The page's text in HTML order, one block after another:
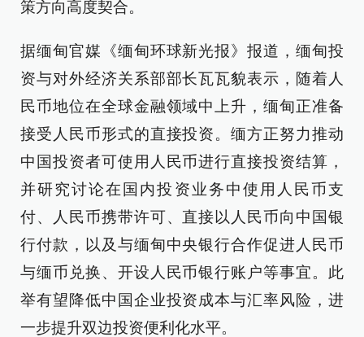
策方向高度契合。
据缅甸官媒《缅甸环球新光报》报道，缅甸投
资与对外经济关系部部长瓦瓦貌表示，随着人
民币地位在全球金融领域中上升，缅甸正准备
接受人民币形式的直接投资。缅方正努力推动
中国投资者可使用人民币进行直接投资结算，
并研究讨论在国内投资业务中使用人民币支
付、人民币携带许可、直接以人民币向中国银
行付款，以及与缅甸中央银行合作促进人民币
与缅币兑换、开设人民币银行账户等事宜。此
举有望降低中国企业投资成本与汇率风险，进
一步提升双边投资便利化水平。